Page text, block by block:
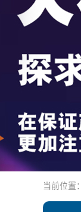
当前位置：